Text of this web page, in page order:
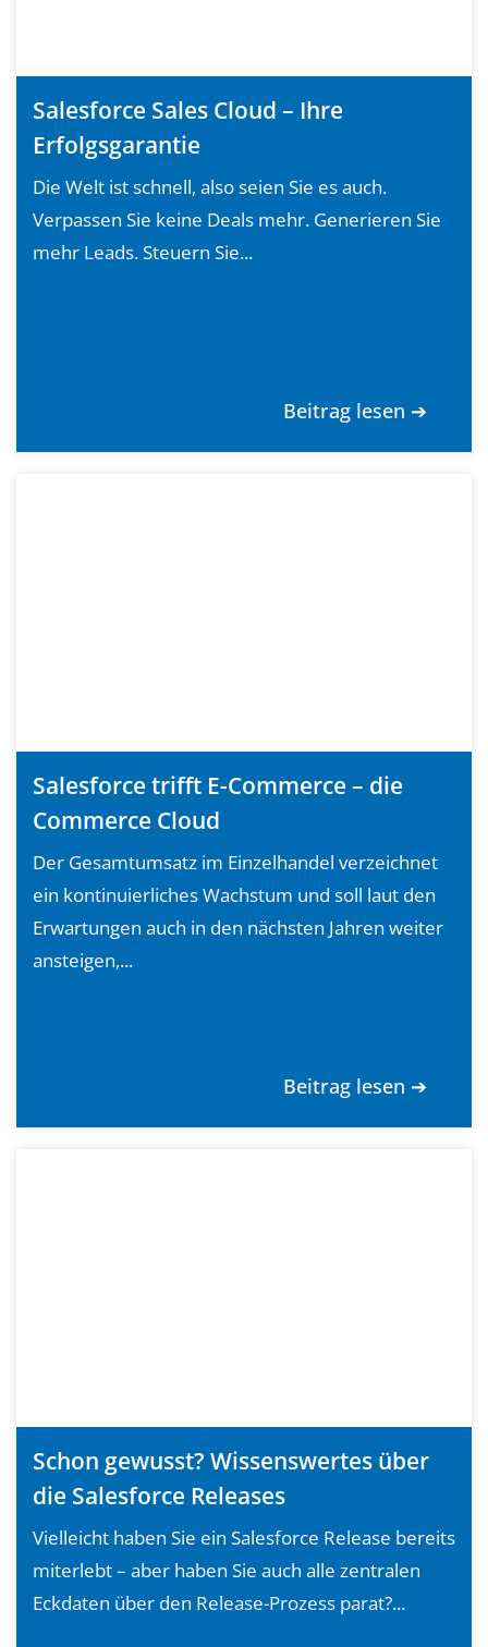
Salesforce Sales Cloud – Ihre
Erfolgsgarantie
Die Welt ist schnell, also seien Sie es auch.
Verpassen Sie keine Deals mehr. Generieren Sie
mehr Leads. Steuern Sie...
Beitrag lesen ➔
Salesforce trifft E-Commerce – die
Commerce Cloud
Der Gesamtumsatz im Einzelhandel verzeichnet
ein kontinuierliches Wachstum und soll laut den
Erwartungen auch in den nächsten Jahren weiter
ansteigen,...
Beitrag lesen ➔
Schon gewusst? Wissenswertes über
die Salesforce Releases
Vielleicht haben Sie ein Salesforce Release bereits
miterlebt – aber haben Sie auch alle zentralen
Eckdaten über den Release-Prozess parat?...